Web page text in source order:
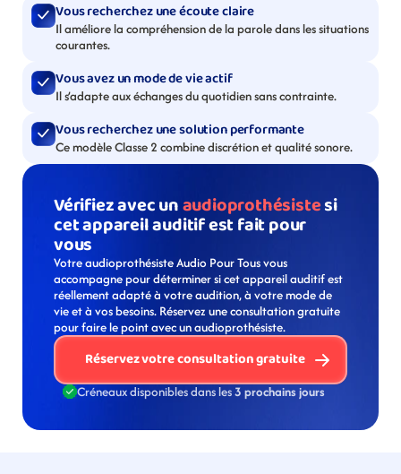
Vous recherchez une écoute claire
Il améliore la compréhension de la parole dans les situations
courantes.
Vous avez un mode de vie actif
Il s’adapte aux échanges du quotidien sans contrainte.
Vous recherchez une solution performante
Ce modèle Classe 2 combine discrétion et qualité sonore.
Vérifiez avec un audioprothésiste si
cet appareil auditif est fait pour
vous
Votre audioprothésiste Audio Pour Tous vous
accompagne pour déterminer si cet appareil auditif est
réellement adapté à votre audition, à votre mode de
vie et à vos besoins. Réservez une consultation gratuite
pour faire le point avec un audioprothésiste.
Réservez votre consultation gratuite
Créneaux disponibles dans les 3 prochains jours